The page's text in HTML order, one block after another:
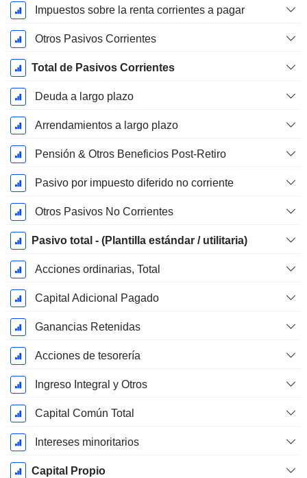
Impuestos sobre la renta corrientes a pagar
Otros Pasivos Corrientes
Total de Pasivos Corrientes
Deuda a largo plazo
Arrendamientos a largo plazo
Pensión & Otros Beneficios Post-Retiro
Pasivo por impuesto diferido no corriente
Otros Pasivos No Corrientes
Pasivo total - (Plantilla estándar / utilitaria)
Acciones ordinarias, Total
Capital Adicional Pagado
Ganancias Retenidas
Acciones de tesorería
Ingreso Integral y Otros
Capital Común Total
Intereses minoritarios
Capital Propio